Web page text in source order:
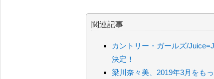
関連記事
カントリー・ガールズ/
決定！
梁川奈々美、2019年3月をも